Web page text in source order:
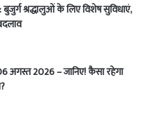
बुजुर्ग श्रद्धालुओं के लिए विशेष सुविधाएं,
अगस्त 2026 – जानिए! कैसा रहेगा